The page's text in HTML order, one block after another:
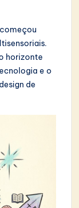
horizonte
e o
de